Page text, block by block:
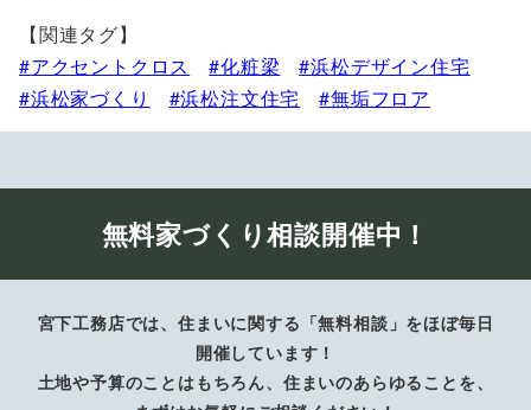
【関連タグ】
アクセントクロス
化粧梁
浜松デザイン住宅
浜松家づくり
浜松注文住宅 無垢フロア
無料家づくり相談開催中！
宮下工務店では、住まいに関する「無料相談」をほぼ毎日
開催しています！
土地や予算のことはもちろん、住まいのあらゆることを、